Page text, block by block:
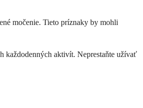
močenie. Tieto príznaky by mohli
každodenných aktivít. Neprestaňte užívať